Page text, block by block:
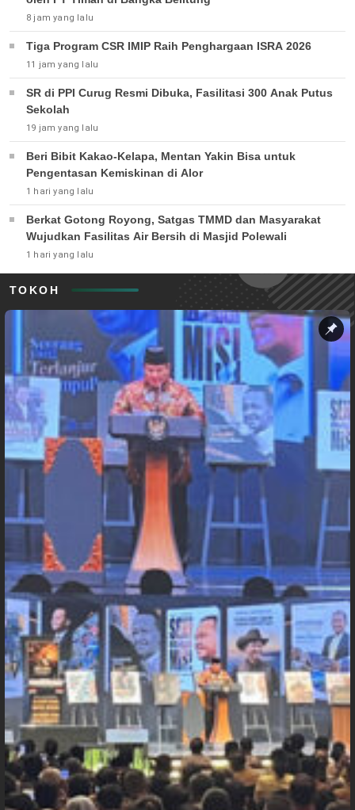
8 jam yang lalu
Tiga Program CSR IMIP Raih Penghargaan ISRA 2026
11 jam yang lalu
SR di PPI Curug Resmi Dibuka, Fasilitasi 300 Anak Putus
Sekolah
19 jam yang lalu
Beri Bibit Kakao-Kelapa, Mentan Yakin Bisa untuk
Pengentasan Kemiskinan di Alor
1 hari yang lalu
Berkat Gotong Royong, Satgas TMMD dan Masyarakat
Wujudkan Fasilitas Air Bersih di Masjid Polewali
1 hari yang lalu
TOKOH